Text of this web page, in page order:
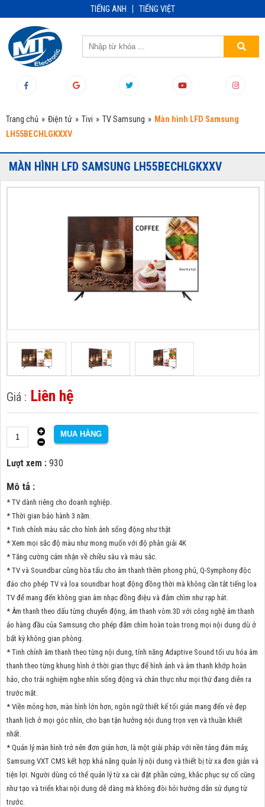
TIẾNG ANH TIẾNG VIỆT
Trang chủ » Điện tử » Tivi » TV Samsung » Màn hình LFD Samsung
LH55BECHLGKXXV
MÀN HÌNH LFD SAMSUNG LH55BECHLGKXXV
Liên hệ
Lượt xem : 930
Mô tả :
* TV dành riêng cho doanh nghiệp.
* Thời gian bảo hành 3 năm.
* Tinh chỉnh màu sắc cho hình ảnh sống động như thật
* Xem mọi sắc độ màu như mong muốn với độ phân giải 4K
* Tăng cường cảm nhận về chiều sâu và màu sắc.
* TV và Soundbar cùng hòa tấu cho âm thanh thêm phong phú, Q-Symphony độc
đáo cho phép TV và loa soundbar hoạt động đồng thời mà không cần tắt tiếng loa
TV để mang đến không gian âm nhạc đồng điệu và đắm chìm như rạp hát.
* Âm thanh theo dấu từng chuyển động, âm thanh vòm 3D với công nghệ âm thanh
ảo hàng đầu của Samsung cho phép đắm chìm hoàn toàn trong mọi nội dung dù ở
bất kỳ không gian phòng.
* Tinh chỉnh âm thanh theo từng nội dung, tính năng Adaptive Sound tối ưu hóa âm
thanh theo từng khung hình ở thời gian thực để hình ảnh và âm thanh khớp hoàn
hảo, cho trải nghiệm nghe nhìn sống động và chân thực như mọi thứ đang diễn ra
trước mắt.
* Viền mỏng hơn, màn hình lớn hơn, ngôn ngữ thiết kế tối giản mang đến vẻ đẹp
thanh lịch ở mọi góc nhìn, cho bạn tận hưởng nội dung trọn vẹn và thuần khiết
nhất.
* Quản lý màn hình trở nên đơn giản hơn, là một giải pháp với nền tảng đám mây,
Samsung VXT CMS kết hợp khả năng quản lý nội dung và thiết bị từ xa đơn giản và
tiện lợi. Người dùng có thể quản lý từ xa cài đặt phần cứng, khắc phục sự cố cũng
như tạo và triển khai nội dung dễ dàng mà không đòi hỏi hướng dẫn sử dụng từ
trước.